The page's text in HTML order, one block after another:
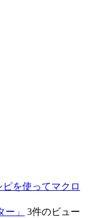
を使ってマクロ
」
3件のビュー